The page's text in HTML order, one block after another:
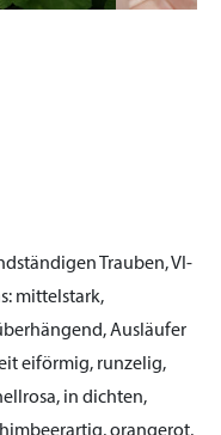
Trauben, VI-
mittelstark,
Ausläufer
eiförmig, runzelig,
in dichten,